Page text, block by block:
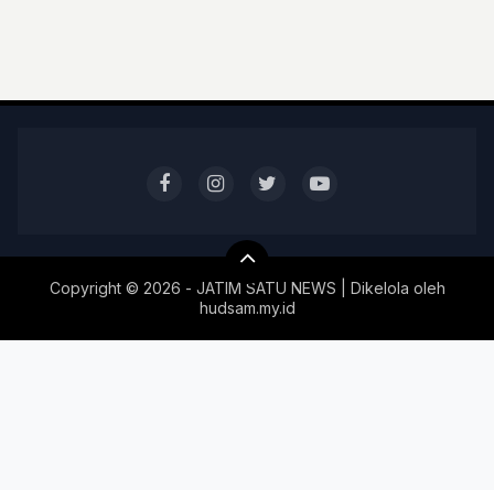
Copyright © 2026 - JATIM SATU NEWS | Dikelola oleh
hudsam.my.id